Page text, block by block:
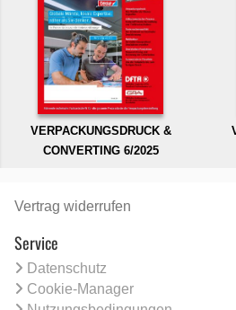
VERPACKUNGSDRUCK &
CONVERTING 6/2025
Vertrag widerrufen
Service
Datenschutz
Cookie-Manager